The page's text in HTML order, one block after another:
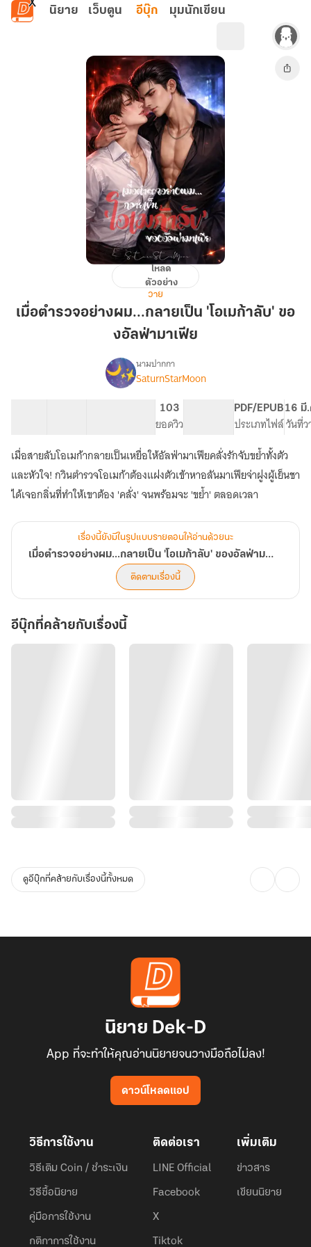
ข้ามไปยังเนื้อหาหลัก
นิยาย เว็บตูน อีบุ๊ก มุมนักเขียน
อย่าง
งอัล
ฟ่าม
าเฟีย
โหลด
ตัวอย่าง
วาย
เมื่อตำรวจอย่างผม...กลายเป็น 'โอเมก้าลับ' ขอ
งอัลฟ่ามาเฟีย
เรื่อง
ตำรวจ
อย่าง
ผม...กลาย
เป็น
'โอ
เม
ก้า
ลับ'
งอัล
ฟ่าม
าเฟีย
|
มี
Ebook
นามปากกา
SaturnStarMoon
103
ยอดวิว
PDF/EPUB
ประเภทไฟล์
16 มี
วันที่ว
เมื่อสายลับโอเมก้ากลายเป็นเหยื่อให้อัลฟ่ามาเฟียคลั่งรักจับขย้ำทั้งตัว
และหัวใจ! กวินตำรวจโอเมก้าต้องแฝงตัวเข้าหาอลันมาเฟียจ่าฝูงผู้เย็นชา
ได้เจอกลิ่นที่ทำให้เขาต้อง 'คลั่ง' จนพร้อมจะ 'ขย้ำ' ตลอดเวลา
เรื่องนี้ยังมีในรูปแบบรายตอนให้อ่านด้วยนะ
เมื่อตำรวจอย่างผม...กลายเป็น 'โอเมก้าลับ' ของอัลฟ่ามาเฟีย | มี Ebook
ติดตามเรื่องนี้
อีบุ๊กที่คล้ายกับเรื่องนี้
ดูอีบุ๊กที่คล้ายกับเรื่องนี้ทั้งหมด
นิยาย Dek-D
App ที่จะทำให้คุณอ่านนิยายจนวางมือถือไม่ลง!
ดาวน์โหลดแอป
วิธีการใช้งาน
วิธีเติม Coin / ชำระเงิน
วิธีซื้อนิยาย
คู่มือการใช้งาน
กติกาการใช้งาน
ติดต่อเรา
LINE Official
Facebook
X
Tiktok
เพิ่มเติม
ข่าวสาร
เขียนนิยาย